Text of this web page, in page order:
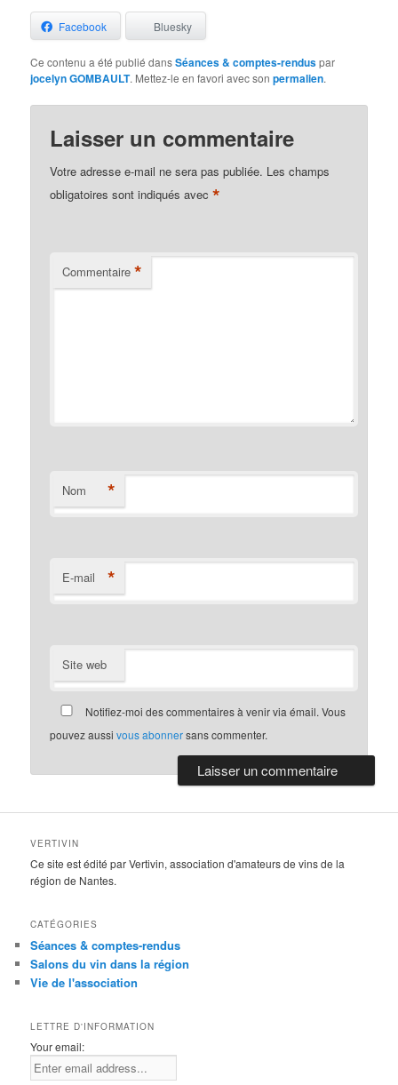
Facebook Bluesky
Ce contenu a été publié dansSéances & comptes-renduspar
jocelyn GOMBAULT. Mettez-le en favori avec sonpermalien.
Laisser un commentaire
Votre adresse e-mail ne sera pas publiée. Les champs
obligatoires sont indiqués avec*
Commentaire *
Nom *
E-mail *
Site web
Notifiez-moi des commentaires à venir via émail. Vous
pouvez aussivous abonnersans commenter.
VERTIVIN
Ce site est édité par Vertivin, association d'amateurs de vins de la
région de Nantes.
CATÉGORIES
Séances & comptes-rendus
Salons du vin dans la région
Vie de l'association
LETTRE D'INFORMATION
Your email: